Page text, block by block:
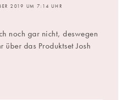
2019 UM 7:14 UHR
noch gar nicht, deswegen
über das Produktset Josh